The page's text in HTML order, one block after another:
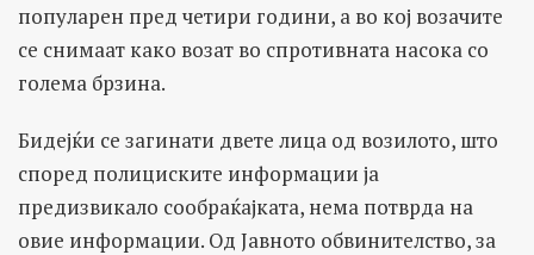
популарен пред четири години, а во кој возачите
се снимаат како возат во спротивната насока со
голема брзина.
Бидејќи се загинати двете лица од возилото, што
според полициските информации ја
предизвикало сообраќајката, нема потврда на
овие информации. Од Јавното обвинителство, за